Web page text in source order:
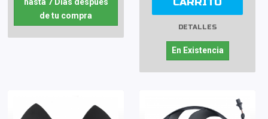
de tu compra
DETALLES
En Existencia